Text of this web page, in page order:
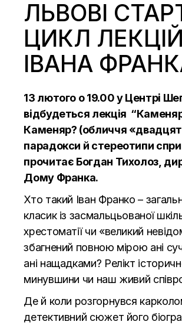
ЛЬВОВІ
ЦИКЛ
ІВАНА
13 лютого о 19.00 у Центрі
відбудеться лекція
Каменяр? (обличчя
парадокси й стереотипи
прочитає Богдан Тихолоз,
Дому Франка.
Хто такий Іван Франко –
класик із засмальцьованої
хрестоматії чи «великий
збагнений повною мірою ані
ані нащадками? Релікт
минувшини чи наш живий
Де й коли розгорнувся
детективний сюжет його